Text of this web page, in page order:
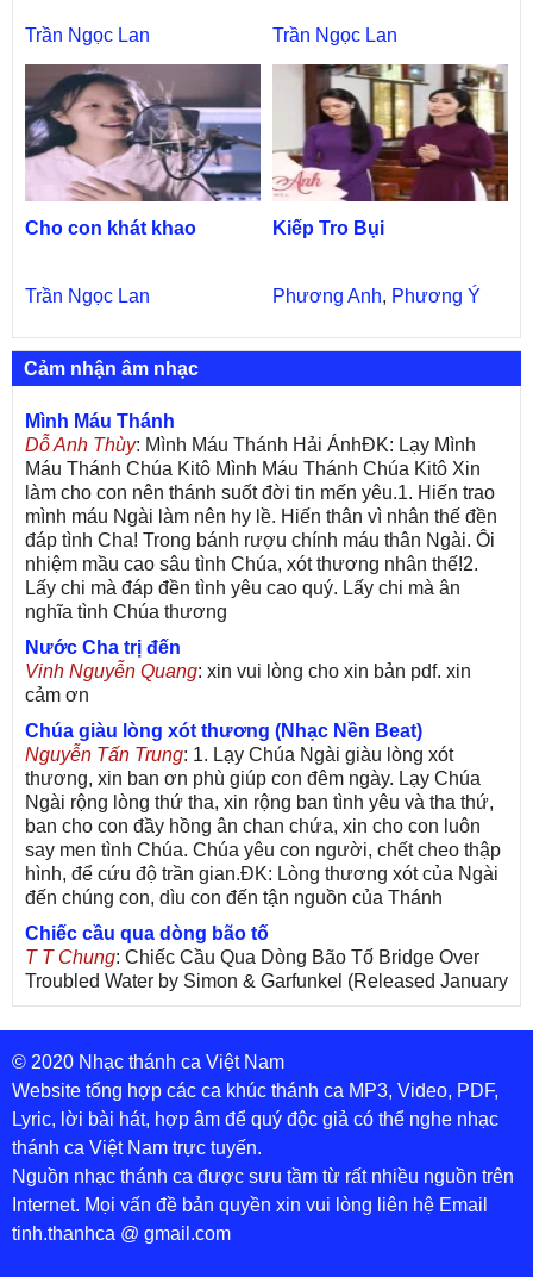
Trần Ngọc Lan Trần Ngọc Lan
Cho con khát khao
Trần Ngọc Lan
Kiếp Tro Bụi
Phương Anh, Phương Ý
Cảm nhận âm nhạc
Mình Máu Thánh
Dỗ Anh Thùy: Mình Máu Thánh Hải ÁnhĐK: Lạy Mình
Máu Thánh Chúa Kitô Mình Máu Thánh Chúa Kitô Xin
làm cho con nên thánh suốt đời tin mến yêu.1. Hiến trao
mình máu Ngài làm nên hy lề. Hiến thân vì nhân thế đền
đáp tình Cha! Trong bánh rượu chính máu thân Ngài. Ôi
nhiệm mầu cao sâu tình Chúa, xót thương nhân thế!2.
Lấy chi mà đáp đền tình yêu cao quý. Lấy chi mà ân
nghĩa tình Chúa thương
Nước Cha trị đến
Vinh Nguyễn Quang: xin vui lòng cho xin bản pdf. xin
cảm ơn
Chúa giàu lòng xót thương (Nhạc Nền Beat)
Nguyễn Tấn Trung: 1. Lạy Chúa Ngài giàu lòng xót
thương, xin ban ơn phù giúp con đêm ngày. Lạy Chúa
Ngài rộng lòng thứ tha, xin rộng ban tình yêu và tha thứ,
ban cho con đầy hồng ân chan chứa, xin cho con luôn
say men tình Chúa. Chúa yêu con người, chết cheo thập
hình, để cứu độ trần gian.ĐK: Lòng thương xót của Ngài
đến chúng con, dìu con đến tận nguồn của Thánh
Chiếc cầu qua dòng bão tố
T T Chung: Chiếc Cầu Qua Dòng Bão Tố Bridge Over
Troubled Water by Simon & Garfunkel (Released January
26, 1970) Lời Việt: Nhạc Sĩ Vũ Đức Nghiêm Trình Bày:
Chung Tử Lưu
De Colores! (Lời Việt)
Son Vu: Bài hát có lời chưa.Cám ơn
Bài ca dâng Mẹ
thuc : xin lòi bài hat ,bai ca dang me.gia ân
Theo gương Mẹ, con lên đường
sr Thúy Ngân: xin cho con bản PDF bài này ạ
Đến với Lòng Thương Xót Chúa
© 2020 Nhạc thánh ca Việt Nam
Website tổng hợp các ca khúc thánh ca MP3, Video, PDF,
Lyric, lời bài hát, hợp âm để quý độc giả có thể nghe nhạc
thánh ca Việt Nam trực tuyến.
Nguồn nhạc thánh ca được sưu tầm từ rất nhiều nguồn trên
Internet. Mọi vấn đề bản quyền xin vui lòng liên hệ Email
tinh.thanhca @ gmail.com